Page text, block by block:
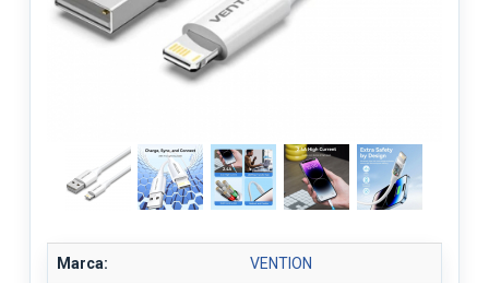
Marca: VENTION